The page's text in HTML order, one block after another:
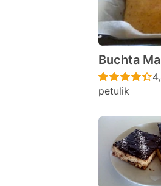
Buchta
petulik